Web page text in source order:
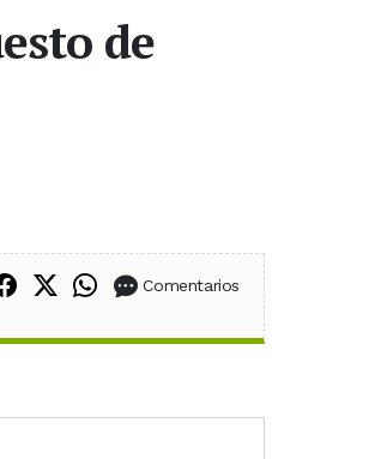
de
Compartir en Facebook
Compartir en X (Twitter)
Compartir en WhatsApp
Comentarios